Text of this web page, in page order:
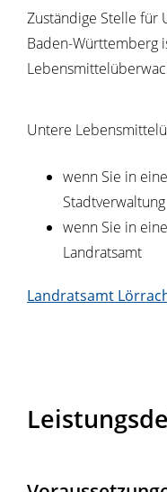
Zuständige Stelle für
Baden-Württemberg
Untere
wenn Sie in
Stadtverwaltung
wenn Sie in
Landratsamt
Landratsamt